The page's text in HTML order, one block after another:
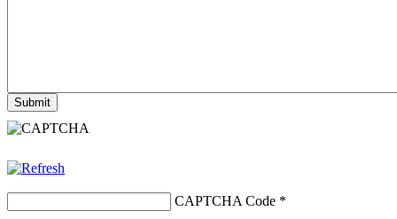
CAPTCHA Code *